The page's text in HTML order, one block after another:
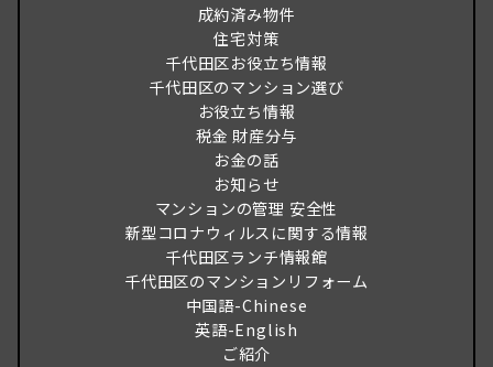
成約済み物件
住宅対策
千代田区お役立ち情報
千代田区のマンション選び
お役立ち情報
税金 財産分与
お金の話
お知らせ
マンションの管理 安全性
新型コロナウィルスに関する情報
千代田区ランチ情報館
千代田区のマンションリフォーム
中国語-Chinese
英語-English
ご紹介